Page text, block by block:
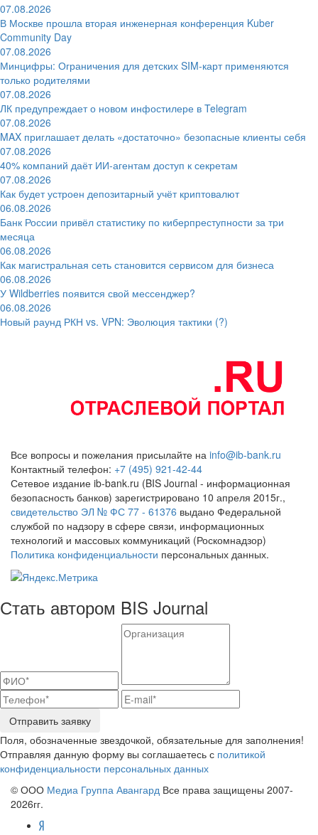
07.08.2026
В Москве прошла вторая инженерная конференция Kuber
Community Day
07.08.2026
Минцифры: Ограничения для детских SIM-карт применяются
только родителями
07.08.2026
ЛК предупреждает о новом инфостилере в Telegram
07.08.2026
MAX приглашает делать «достаточно» безопасные клиенты себя
07.08.2026
40% компаний даёт ИИ‑агентам доступ к секретам
07.08.2026
Как будет устроен депозитарный учёт криптовалют
06.08.2026
Банк России привёл статистику по киберпреступности за три
месяца
06.08.2026
Как магистральная сеть становится сервисом для бизнеса
06.08.2026
У Wildberries появится свой мессенджер?
06.08.2026
Новый раунд РКН vs. VPN: Эволюция тактики (?)
Все вопросы и пожелания присылайте на info@ib-bank.ru
Контактный телефон: +7 (495) 921-42-44
Сетевое издание ib-bank.ru (BIS Journal - информационная
безопасность банков) зарегистрировано 10 апреля 2015г.,
свидетельство ЭЛ № ФС 77 - 61376 выдано Федеральной
службой по надзору в сфере связи, информационных
технологий и массовых коммуникаций (Роскомнадзор)
Политика конфиденциальности персональных данных.
Стать автором BIS Journal
Отправить заявку
Поля, обозначенные звездочкой, обязательные для заполнения!
Отправляя данную форму вы соглашаетесь с политикой
конфиденциальности персональных данных
© ООО Медиа Группа Авангард Все права защищены 2007-
2026гг.